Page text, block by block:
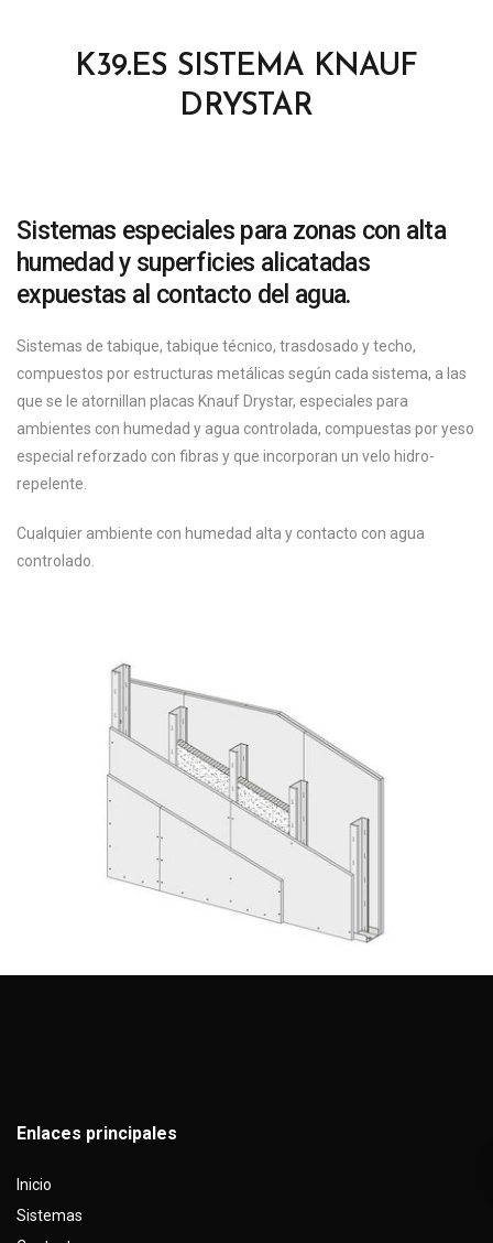
K39.ES SISTEMA KNAUF
DRYSTAR
Sistemas especiales para zonas con alta
humedad y superficies alicatadas
expuestas al contacto del agua.
Sistemas de tabique, tabique técnico, trasdosado y techo,
compuestos por estructuras metálicas según cada sistema, a las
que se le atornillan placas Knauf Drystar, especiales para
ambientes con humedad y agua controlada, compuestas por yeso
especial reforzado con fibras y que incorporan un velo hidro-
repelente.
Cualquier ambiente con humedad alta y contacto con agua
controlado.
Enlaces principales
Inicio
Sistemas